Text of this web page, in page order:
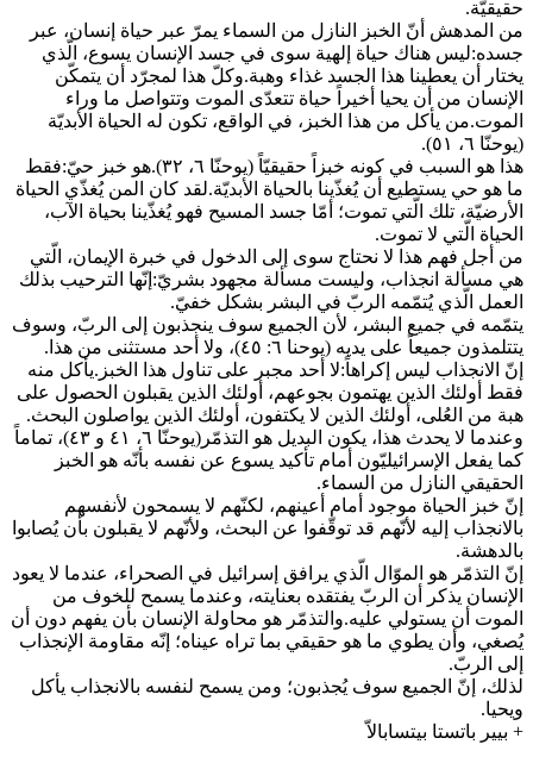
حقيقيّة.
من المدهش أنّ الخبز النازل من السماء يمرّ عبر حياة إنسان، عبر
جسده:ليس هناك حياة إلهية سوى في جسد الإنسان يسوع، الّذي
يختار أن يعطينا هذا الجسد غذاء وهبة.وكلّ هذا لمجرّد أن يتمكّن
الإنسان من أن يحيا أخيراً حياة تتعدّى الموت وتتواصل ما وراء
الموت.من يأكل من هذا الخبز، في الواقع، تكون له الحياة الأبديّة
(يوحنّا ٦، ٥١).
هذا هو السبب في كونه خبزاً حقيقيّاً (يوحنّا ٦، ٣٢).هو خبز حيّ:فقط
ما هو حي يستطيع أن يُغذّينا بالحياة الأبديّة.لقد كان المن يُغذّي الحياة
الأرضيّة، تلك الّتي تموت؛ أمّا جسد المسيح فهو يُغذّينا بحياة الآب،
الحياة الّتي لا تموت.
من أجل فهم هذا لا نحتاج سوى إلى الدخول في خبرة الإيمان، الّتي
هي مسألة انجذاب، وليست مسألة مجهود بشريّ:إنّها الترحيب بذلك
العمل الّذي يُتمّمه الربّ في البشر بشكل خفيّ.
يتمّمه في جميع البشر، لأن الجميع سوف ينجذبون إلى الربّ، وسوف
يتتلمذون جميعاً على يديه (يوحنا ٦: ٤٥)، ولا أحد مستثنى من هذا.
إنّ الانجذاب ليس إكراهاً:لا أحد مجبر على تناول هذا الخبز.يأكل منه
فقط أولئك الذين يهتمون بجوعهم، أولئك الذين يقبلون الحصول على
هبة من العُلى، أولئك الذين لا يكتفون، أولئك الذين يواصلون البحث.
وعندما لا يحدث هذا، يكون البديل هو التذمّر(يوحنّا ٦، ٤١ و ٤٣)، تماماً
كما يفعل الإسرائيليّون أمام تأكيد يسوع عن نفسه بأنّه هو الخبز
الحقيقي النازل من السماء.
إنّ خبز الحياة موجود أمام أعينهم، لكنّهم لا يسمحون لأنفسهم
بالانجذاب إليه لأنّهم قد توقّفوا عن البحث، ولأنّهم لا يقبلون بأن يُصابوا
بالدهشة.
إنّ التذمّر هو الموّال الّذي يرافق إسرائيل في الصحراء، عندما لا يعود
الإنسان يذكر أن الربّ يفتقده بعنايته، وعندما يسمح للخوف من
الموت أن يستولي عليه.والتذمّر هو محاولة الإنسان بأن يفهم دون أن
يُصغي، وأن يطوي ما هو حقيقي بما تراه عيناه؛ إنّه مقاومة الإنجذاب
إلى الربّ.
لذلك، إنّ الجميع سوف يُجذبون؛ ومن يسمح لنفسه بالانجذاب يأكل
ويحيا.
+ بيير باتستا بيتسابالاّ